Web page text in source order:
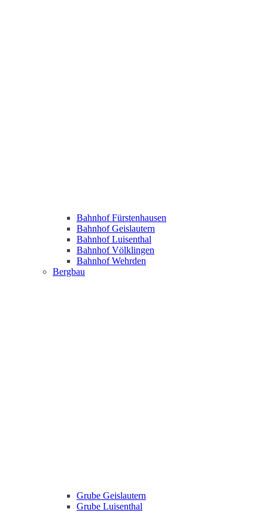
Bahnhof Fürstenhausen
Bahnhof Geislautern
Bahnhof Luisenthal
Bahnhof Völklingen
Bahnhof Wehrden
Bergbau
Grube Geislautern
Grube Luisenthal